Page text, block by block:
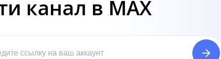
канал в MAX